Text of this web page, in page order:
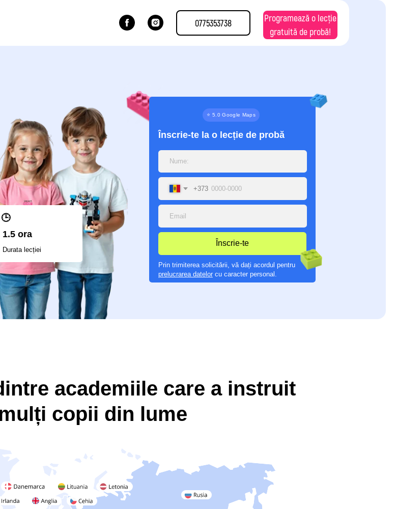
0775353738
Programează o lecție
gratuită de probă!
Înscrie-te
Prin trimiterea solicitării, vă dați acordul pentru
prelucrarea datelor
cu caracter personal.
Înscrie-te la o lecție de probă
academiile care a instruit
copii din lume